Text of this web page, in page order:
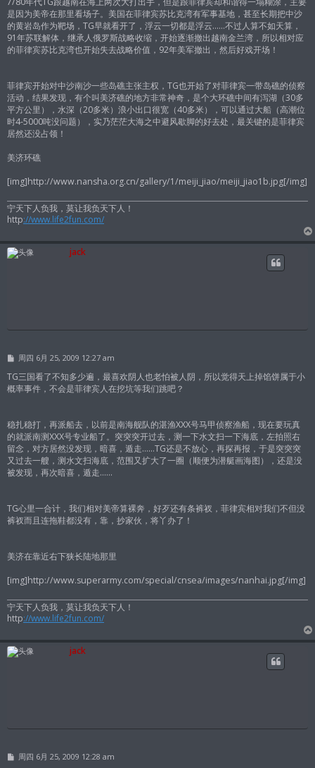
是因为美帝在那里看场子。美国在菲律宾苏比克湾有军事基地，甚至长期把中沙
的黄岩岛作为靶场，TG早就看开了，浮云一切都是浮云……不过人算不如天算，
91年苏联解体，继承人俄罗斯战略收缩，开始逐渐撤出越南金兰湾，所以相对应
的菲律宾苏比克湾也开始失去战略价值，92年美军撤出，然后好戏开场！
菲律宾开始对中沙南沙一些岛礁主张主权，TG也开始了对菲律宾一带岛礁的侦察
活动，结果发现，有个叫美济礁的地方非常神奇，是个大环礁中间有泻湖（30多
平方公里），水深（20多米）浪小出口很宽（40多米），可以通过大船（高潮位
时4-5000吨没问题），实乃茫茫大海之中避风歇脚的好去处，最关键的是菲律宾
居然还没占领！
美济环礁
[img]http://www.nansha.org.cn/gallery/1/meiji_jiao/meiji_jiao1b.jpg[/img]
宁天下人负我，莫让我负天下人！
http://www.life2fun.com/
jack
帖
周四 6月 25, 2009 12:27 am
TG三国看了不知多少遍，最喜欢阴人也老怕被人阴，所以觉得天上掉馅饼属于小
概率事件，不会是菲律宾人在挖坑等我们跳吧？
稳扎稳打，再派船去，以前是南海舰队的湛渔XXX号马甲侦察渔船，现在要玩真
的就派南测XXX号专业船了。突突突开过去，测一下水文扫一下海底，左拍照右
留念，对方居然没发现，暗喜，遁走……TG还是不放心，再探再报，于是突突突
又过去一艘，测水文扫海底，范围又扩大了一圈（顺便为潜艇画海图），还是没
被发现，再次暗喜，遁走……
TG心里一合计，我们相对美帝算裸奔，好歹还有条裤衩，菲律宾相对我们不但没
裤衩而且连拖鞋都没有，靠，抄家伙，将丫办了！
美济在靠近右下狭长陆地那里
[img]http://www.superarmy.com/special/cnsea/images/nanhai.jpg[/img]
宁天下人负我，莫让我负天下人！
http://www.life2fun.com/
jack
帖
周四 6月 25, 2009 12:28 am